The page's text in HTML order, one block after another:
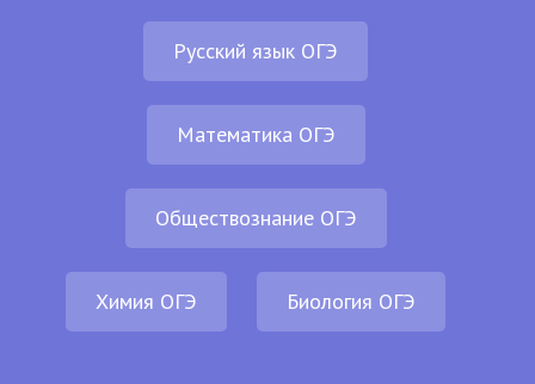
Русский язык ОГЭ
Математика ОГЭ
Обществознание ОГЭ
Химия ОГЭ Биология ОГЭ